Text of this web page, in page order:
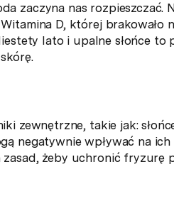
zaczyna nas rozpieszczać.
D, której brakowało
lato i upalne słońce
zewnętrzne, takie jak:
negatywnie wpływać na ich
żeby uchronić fryzurę